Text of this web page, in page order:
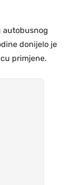
autobusnog
donijelo je
primjene.